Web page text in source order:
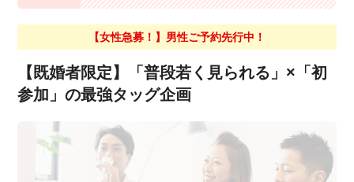
【女性急募！】男性ご予約先行中！
【既婚者限定】「普段若く見られる」×「初
参加」の最強タッグ企画